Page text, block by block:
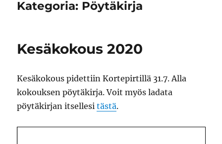
Kategoria: Pöytäkirja
Kesäkokous 2020
Kesäkokous pidettiin Kortepirtillä 31.7. Alla
kokouksen pöytäkirja. Voit myös ladata
pöytäkirjan itsellesitästä.